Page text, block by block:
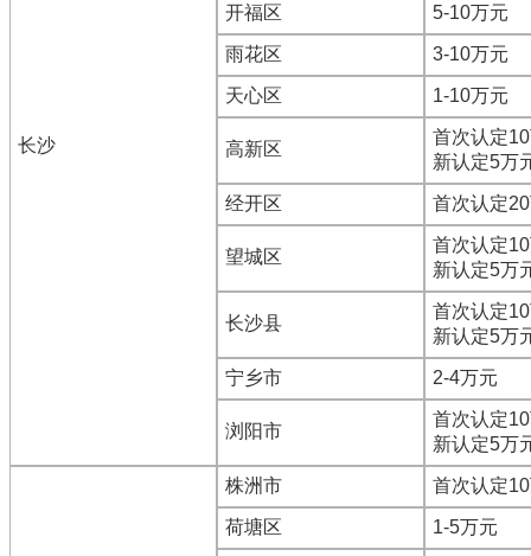
长沙
开福区 5-10万元
雨花区 3-10万元
天心区 1-10万元
高新区
首次认定
新认定5万
经开区 首次认定
望城区
首次认定
新认定5万
长沙县
首次认定
新认定5万
宁乡市 2-4万元
浏阳市
首次认定
新认定5万
株洲市 首次认定
荷塘区 1-5万元